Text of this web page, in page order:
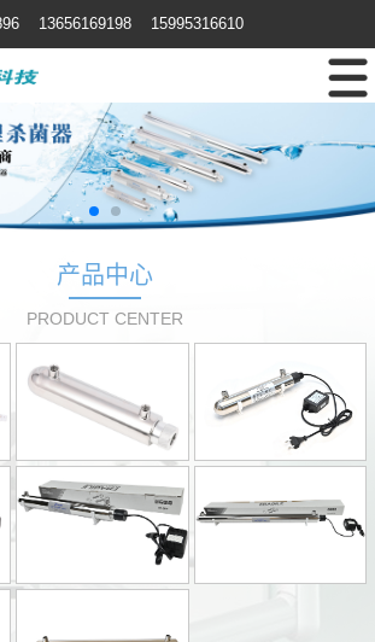
13656169198 15995316610
产品中心
PRODUCT CENTER